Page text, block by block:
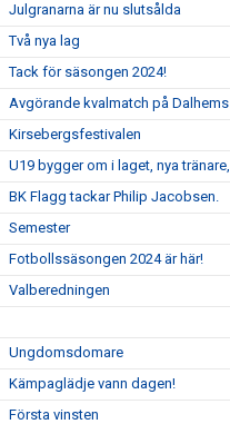
Julgranarna är nu slutsålda
Två nya lag
Tack för säsongen 2024!
Avgörande kvalmatch på Dalhems
Kirsebergsfestivalen
U19 bygger om i laget, nya
BK Flagg tackar Philip Jacobsen.
Semester
Fotbollssäsongen 2024 är här!
Valberedningen
Ungdomsdomare
Kämpaglädje vann dagen!
Första vinsten